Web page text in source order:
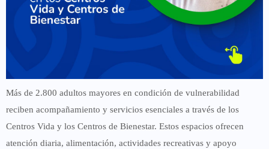
Más de 2.800 adultos mayores en condición de vulnerabilidad
reciben acompañamiento y servicios esenciales a través de los
Centros Vida y los Centros de Bienestar. Estos espacios ofrecen
atención diaria, alimentación, actividades recreativas y apoyo